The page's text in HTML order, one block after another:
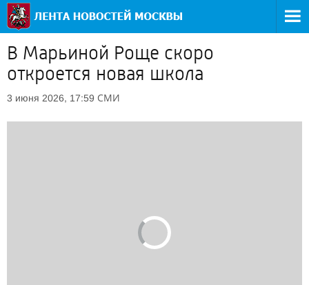
В Марьиной Роще скоро
откроется новая школа
3 июня 2026, 17:59 СМИ